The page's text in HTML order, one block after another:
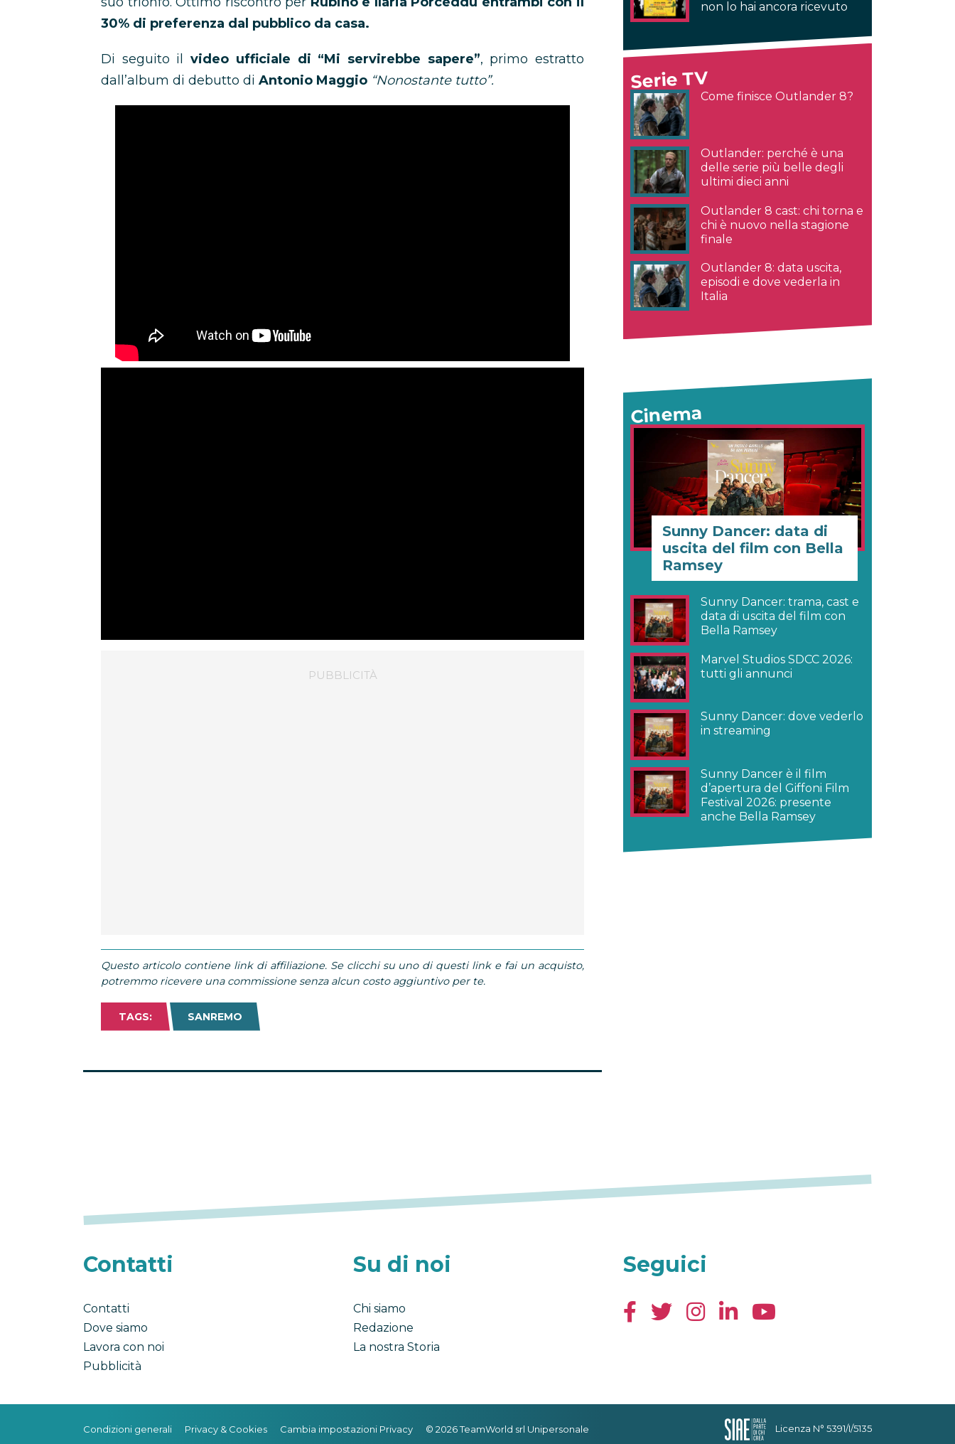
30% di preferenza dal pubblico da casa.
Di seguito ilvideo ufficiale di “Mi servirebbe sapere”, primo estratto
dall’album di debutto di Antonio Maggio “Nonostante tutto”.
Questo articolo contiene link di affiliazione. Se clicchi su uno di questi link e fai un acquisto,
potremmo ricevere una commissione senza alcun costo aggiuntivo per te.
TAGS: SANREMO
non lo hai ancora ricevuto
Serie TV
Come finisce Outlander 8?
Outlander: perché è una
delle serie più belle degli
ultimi dieci anni
Outlander 8 cast: chi torna e
chi è nuovo nella stagione
finale
Outlander 8: data uscita,
episodi e dove vederla in
Italia
Cinema
Sunny Dancer: data di
uscita del film con Bella
Ramsey
Sunny Dancer: trama, cast e
data di uscita del film con
Bella Ramsey
Marvel Studios SDCC 2026:
tutti gli annunci
Sunny Dancer: dove vederlo
in streaming
Sunny Dancer è il film
d’apertura del Giffoni Film
Festival 2026: presente
anche Bella Ramsey
Contatti
Contatti
Dove siamo
Lavora con noi
Pubblicità
Su di noi
Chi siamo
Redazione
La nostra Storia
Seguici
Licenza N° 5391/I/5135
Condizioni generali Privacy & Cookies Cambia impostazioni Privacy © 2026 TeamWorld srl Unipersonale